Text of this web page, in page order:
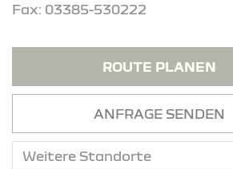
Fax: 03385-530222
ROUTE PLANEN
ANFRAGE SENDEN